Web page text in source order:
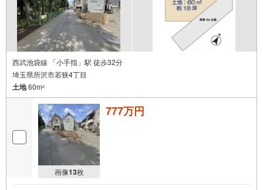
西武池袋線 「小手指」駅 徒歩32分
埼玉県所沢市若狭4丁目
土地60m2
画像13枚
777万円